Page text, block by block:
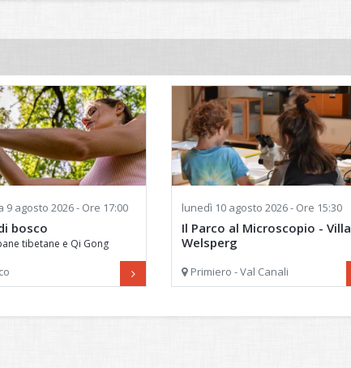
9 agosto 2026 - Ore 17:00
bosco
tibetane e Qi Gong
lunedì 10 agosto 2026 - Ore 15:30
Il Parco al Microscopio - Villa
Welsperg
Laboratorio per giovani osservatori
curiosi
Primiero - Val Canali